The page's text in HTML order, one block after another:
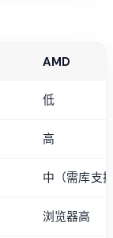
AMD
低
高
中（需库支
浏览器高